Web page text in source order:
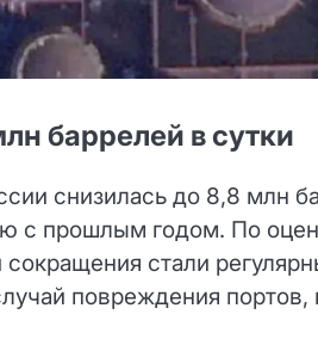
баррелей в сутки
снизилась до 8,8 млн
с прошлым годом. По
сокращения стали
повреждения